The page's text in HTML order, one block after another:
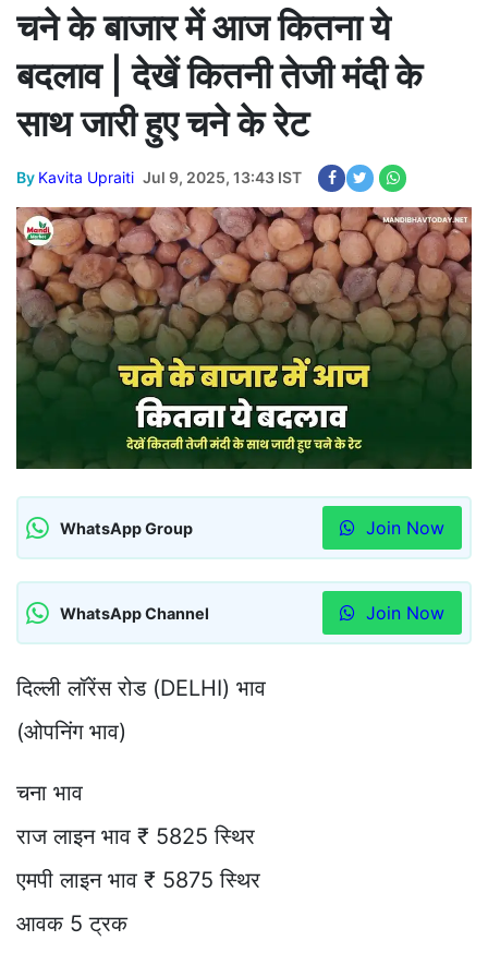
चने के बाजार में आज कितना ये
बदलाव | देखें कितनी तेजी मंदी के
साथ जारी हुए चने के रेट
By Kavita Upraiti Jul 9, 2025, 13:43 IST
WhatsApp Group Join Now
WhatsApp Channel Join Now
दिल्ली लॉरेंस रोड (DELHI) भाव
(ओपनिंग भाव)
चना भाव
राज लाइन भाव ₹ 5825 स्थिर
एमपी लाइन भाव ₹ 5875 स्थिर
आवक 5 ट्रक